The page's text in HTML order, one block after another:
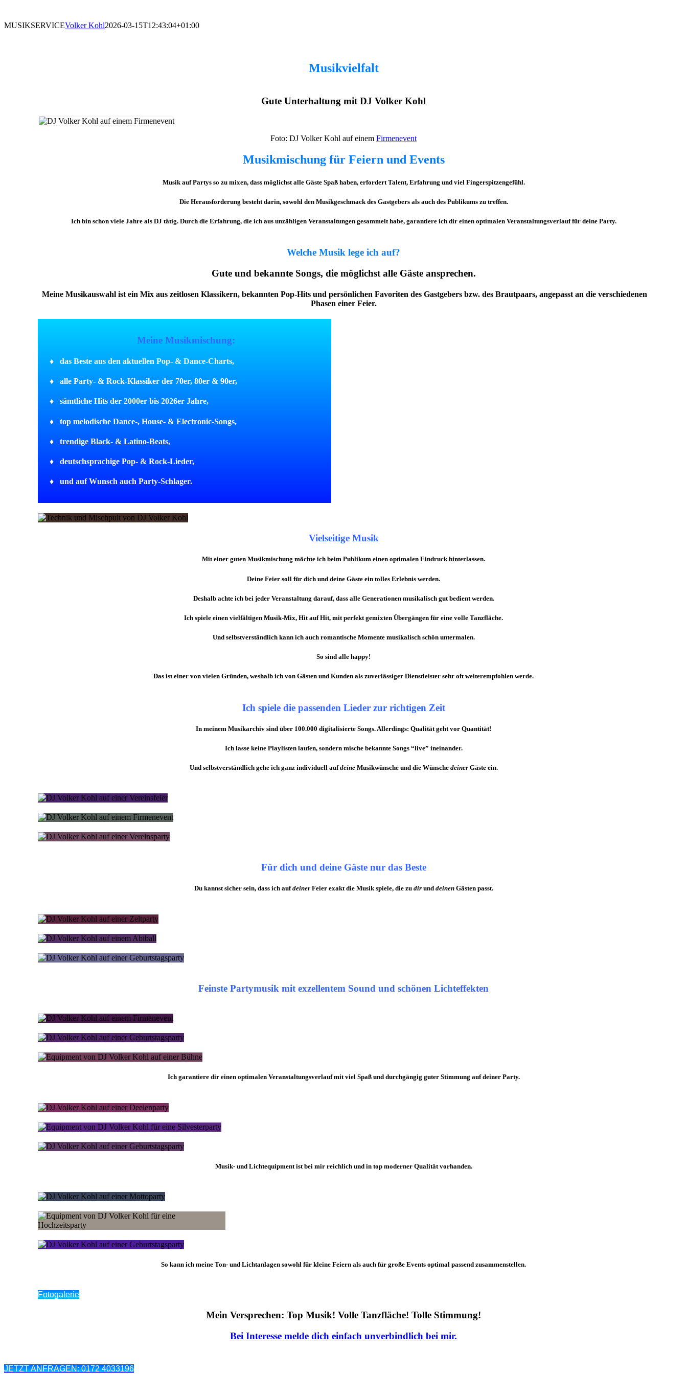
MUSIKSERVICEVolker Kohl2026-03-15T12:43:04+01:00
Musikvielfalt
Gute Unterhaltung mit DJ Volker Kohl
Foto: DJ Volker Kohl auf einem Firmenevent
Musikmischung für Feiern und Events
Musik auf Partys so zu mixen, dass möglichst alle Gäste Spaß haben, erfordert Talent, Erfahrung und viel Fingerspitzengefühl.
Die Herausforderung besteht darin, sowohl den Musikgeschmack des Gastgebers als auch des Publikums zu treffen.
Ich bin schon viele Jahre als DJ tätig. Durch die Erfahrung, die ich aus unzähligen Veranstaltungen gesammelt habe, garantiere ich dir einen optimalen Veranstaltungsverlauf für deine Party.
Welche Musik lege ich auf?
Gute und bekannte Songs, die möglichst alle Gäste ansprechen.
Meine Musikauswahl ist ein Mix aus zeitlosen Klassikern, bekannten Pop-Hits und persönlichen Favoriten des Gastgebers bzw. des Brautpaars, angepasst an die verschiedenen
Phasen einer Feier.
Meine Musikmischung:
♦ das Beste aus den aktuellen Pop- & Dance-Charts,
♦ alle Party- & Rock-Klassiker der 70er, 80er & 90er,
♦ sämtliche Hits der 2000er bis 2026er Jahre,
♦ top melodische Dance-, House- & Electronic-Songs,
♦ trendige Black- & Latino-Beats,
♦deutschsprachige Pop- & Rock-Lieder,
♦und auf Wunsch auch Party-Schlager.
Vielseitige Musik
Mit einer guten Musikmischung möchte ich beim Publikum einen optimalen Eindruck hinterlassen.
Deine Feier soll für dich und deine Gäste ein tolles Erlebnis werden.
Deshalb achte ich bei jeder Veranstaltung darauf, dass alle Generationenmusikalisch gut bedient werden.
Ich spiele einen vielfältigen Musik-Mix, Hit auf Hit, mit perfekt gemixten Übergängen für eine volle Tanzfläche.
Und selbstverständlich kann ich auch romantische Momente musikalisch schön untermalen.
So sind alle happy!
Das ist einer von vielen Gründen, weshalb ich von Gästen und Kunden als zuverlässiger Dienstleister sehr oft weiterempfohlen werde.
Ich spiele die passenden Lieder zur richtigen Zeit
In meinem Musikarchiv sind über 100.000 digitalisierte Songs. Allerdings: Qualität geht vor Quantität!
Ich lasse keine Playlisten laufen, sondern mische bekannte Songs “live” ineinander.
Und selbstverständlich gehe ich ganz individuell aufdeine Musikwünscheund die Wünsche deinerGäste ein.
Für dich und deine Gäste nur das Beste
Du kannst sicher sein, dass ich aufdeinerFeier exakt die Musik spiele, die zu dirund deinenGästen passt.
Feinste Partymusik mit exzellentem Sound und schönen Lichteffekten
Ich garantiere dir einen optimalen Veranstaltungsverlauf mit viel Spaßund durchgängig guter Stimmung auf deiner Party.
Musik- und Lichtequipment ist bei mir reichlich und in top moderner Qualität vorhanden.
So kann ich meine Ton- und Lichtanlagen sowohl für kleine Feiern als auch für große Events optimal passend zusammenstellen.
Fotogalerie
Mein Versprechen: Top Musik! Volle Tanzfläche! Tolle Stimmung!
Bei Interesse melde dich einfach unverbindlich bei mir.
JETZT ANFRAGEN: 0172 4033196